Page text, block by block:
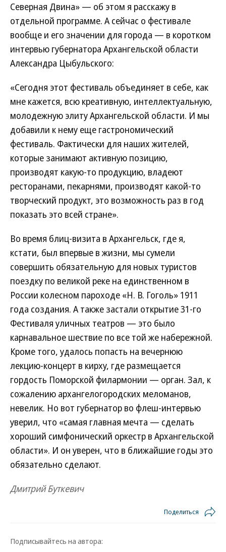
Северная Двина» — об этом я расскажу в
отдельной программе. А сейчас о фестивале
вообще и его значении для города — в коротком
интервью губернатора Архангельской области
Александра Цыбульского:
«Сегодня этот фестиваль объединяет в себе, как
мне кажется, всю креативную, интеллектуальную,
молодежную элиту Архангельской области. И мы
добавили к нему еще гастрономический
фестиваль. Фактически для наших жителей,
которые занимают активную позицию,
производят какую-то продукцию, владеют
ресторанами, пекарнями, производят какой-то
творческий продукт, это возможность раз в год
показать это всей стране».
Во время блиц-визита в Архангельск, где я,
кстати, был впервые в жизни, мы сумели
совершить обязательную для новых туристов
поездку по великой реке на единственном в
России колесном пароходе «Н. В. Гоголь» 1911
года создания. А также застали открытие 31-го
Фестиваля уличных театров — это было
карнавальное шествие по все той же набережной.
Кроме того, удалось попасть на вечернюю
лекцию-концерт в кирху, где размещается
гордость Поморской филармонии — орган. Зал, к
сожалению архангелогородских меломанов,
невелик. Но вот губернатор во флеш-интервью
уверил, что «самая главная мечта — сделать
хороший симфонический оркестр в Архангельской
области». И он уверен, что в ближайшие годы это
обязательно сделают.
Дмитрий Буткевич
Поделиться
Подписывайтесь на автора: